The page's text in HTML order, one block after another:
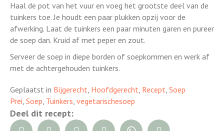
Haal de pot van het vuur en voeg het grootste deel van de
tuinkers toe. Je houdt een paar plukken opzij voor de
afwerking. Laat de tuinkers een paar minuten garen en pureer
de soep dan. Kruid af met peper en zout.
Serveer de soep in diepe borden of soepkommen en werk af
met de achtergehouden tuinkers.
Geplaatst in Bijgerecht, Hoofdgerecht, Recept, Soep
Prei, Soep, Tuinkers, vegetarischesoep
Deel dit recept: